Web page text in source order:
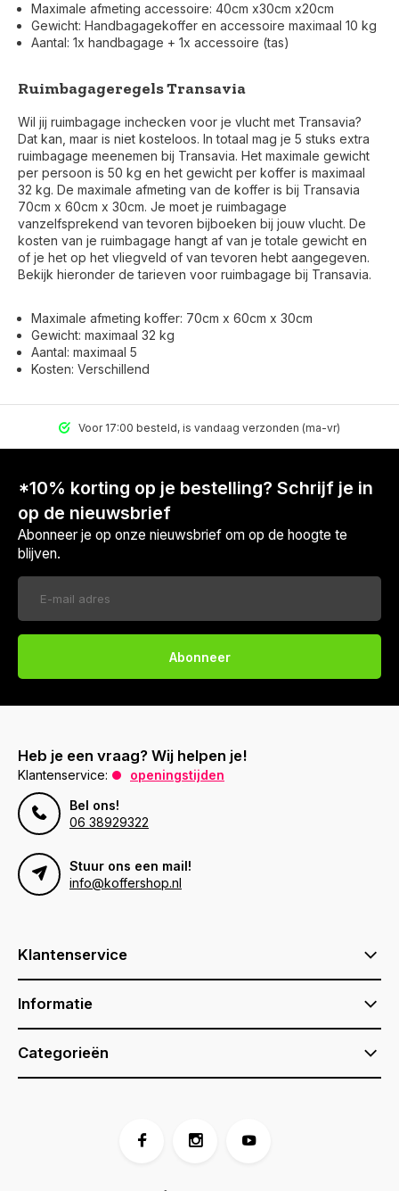
Voor 17:00 besteld, is vandaag verzonden (ma-vr)
Maximale afmeting accessoire: 40cm x30cm x20cm
Gewicht: Handbagagekoffer en accessoire maximaal 10 kg
Aantal: 1x handbagage + 1x accessoire (tas)
Ruimbagageregels Transavia
Wil jij ruimbagage inchecken voor je vlucht met Transavia?
Dat kan, maar is niet kosteloos. In totaal mag je 5 stuks extra
ruimbagage meenemen bij Transavia. Het maximale gewicht
per persoon is 50 kg en het gewicht per koffer is maximaal
32 kg. De maximale afmeting van de koffer is bij Transavia
70cm x 60cm x 30cm. Je moet je ruimbagage
vanzelfsprekend van tevoren bijboeken bij jouw vlucht. De
kosten van je ruimbagage hangt af van je totale gewicht en
of je het op het vliegveld of van tevoren hebt aangegeven.
Bekijk hieronder de tarieven voor ruimbagage bij Transavia.
Maximale afmeting koffer: 70cm x 60cm x 30cm
Gewicht: maximaal 32 kg
Aantal: maximaal 5
Kosten: Verschillend
Voor 17:00 besteld, is vandaag verzonden (ma-vr)
*10% korting op je bestelling? Schrijf je in
op de nieuwsbrief
Abonneer je op onze nieuwsbrief om op de hoogte te
blijven.
Abonneer
Heb je een vraag? Wij helpen je!
Klantenservice:
openingstijden
Bel ons!
06 38929322
Stuur ons een mail!
info@koffershop.nl
Klantenservice
Informatie
Categorieën